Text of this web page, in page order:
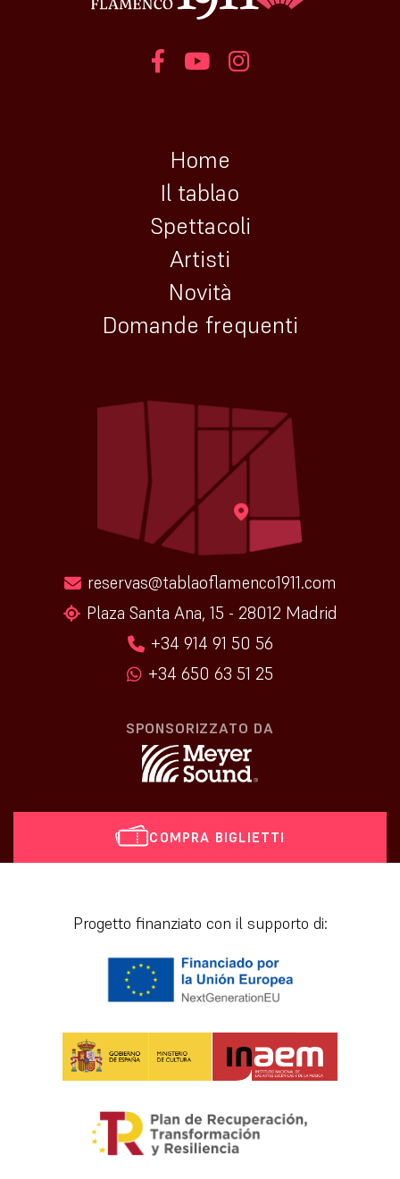
COMPRA BIGLIETTI
Home
Il tablao
Spettacoli
Artisti
Novità
Domande frequenti
reservas@tablaoflamenco1911.com
Plaza Santa Ana, 15 - 28012 Madrid
+34 914 91 50 56
+34 650 63 51 25
SPONSORIZZATO DA
Progetto finanziato con il supporto di: